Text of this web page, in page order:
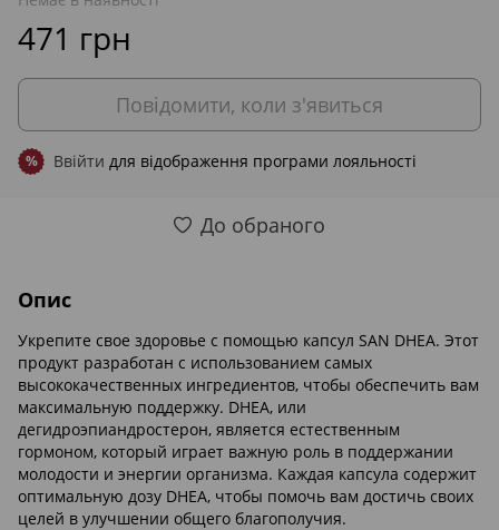
471 грн
Повідомити, коли з'явиться
% Ввійти для відображення програми лояльності
До обраного
Опис
Укрепите свое здоровье с помощью капсул SAN DHEA. Этот
продукт разработан с использованием самых
высококачественных ингредиентов, чтобы обеспечить вам
максимальную поддержку. DHEA, или
дегидроэпиандростерон, является естественным
гормоном, который играет важную роль в поддержании
молодости и энергии организма. Каждая капсула содержит
оптимальную дозу DHEA, чтобы помочь вам достичь своих
целей в улучшении общего благополучия.